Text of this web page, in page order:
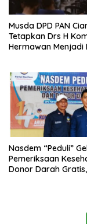
Musda DPD PAN
Tetapkan Drs H
Hermawan Menjadi
Nasdem “Peduli”
Pemeriksaan
Donor Darah